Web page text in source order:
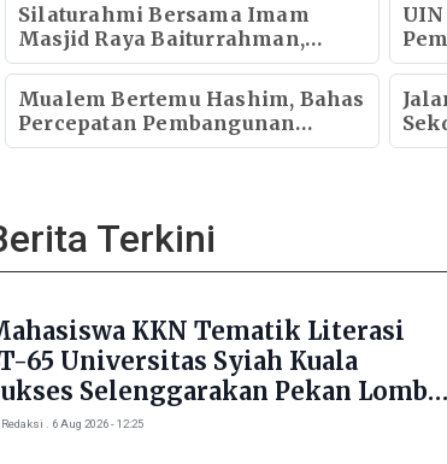
Silaturahmi Bersama Imam
Masjid Raya Baiturrahman,
Wagub Aceh Perkuat Sinergi
dengan Ulama
Mualem Bertemu Hashim, Bahas
Percepatan Pembangunan
Ekonomi Aceh
Terkini
KKN Tematik Literasi
65 Universitas Syiah Kuala
Selenggarakan Pekan Lomba
di Gampong Rhieng Blang
Redaksi . 6 Aug 2026 - 12:25